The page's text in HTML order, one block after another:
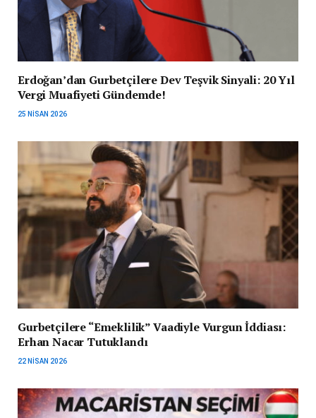
Erdoğan’dan Gurbetçilere Dev Teşvik Sinyali: 20 Yıl
Vergi Muafiyeti Gündemde!
25 NISAN 2026
Gurbetçilere “Emeklilik” Vaadiyle Vurgun İddiası:
Erhan Nacar Tutuklandı
22 NISAN 2026